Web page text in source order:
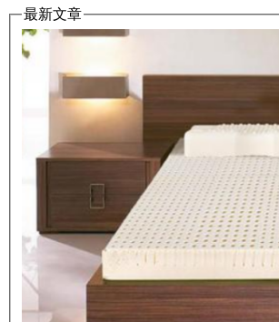
最新文章